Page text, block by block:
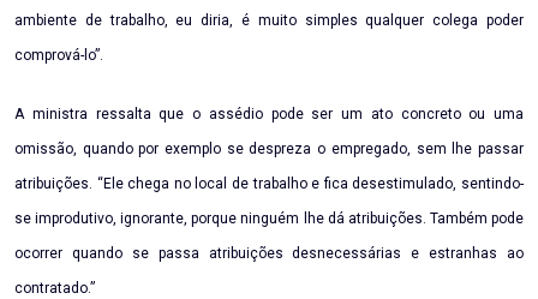
ambiente de trabalho, eu diria, é muito simples qualquer colega poder
comprová-lo”.
A ministra ressalta que o assédio pode ser um ato concreto ou uma
omissão, quando por exemplo se despreza o empregado, sem lhe passar
atribuições. “Ele chega no local de trabalho e fica desestimulado, sentindo-
se improdutivo, ignorante, porque ninguém lhe dá atribuições. Também pode
ocorrer quando se passa atribuições desnecessárias e estranhas ao
contratado.”